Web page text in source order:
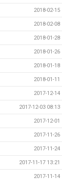
2018-02-15
2018-02-08
2018-01-28
2018-01-26
2018-01-18
2018-01-11
2017-12-14
2017-12-03 08:13
2017-12-01
2017-11-26
2017-11-24
2017-11-17 13:21
2017-11-14